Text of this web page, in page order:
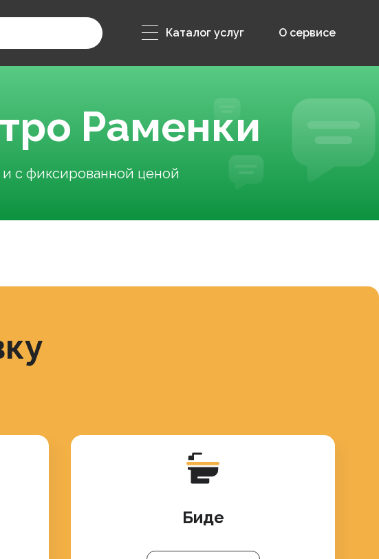
Каталог услуг О сервисе
Раменки
с фиксированной ценой
Биде